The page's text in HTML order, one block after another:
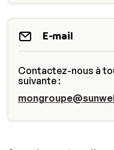
E-mail
Contactez-nous à
suivante :